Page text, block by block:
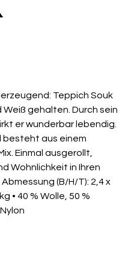
Teppich Souk
gehalten. Durch sein
er wunderbar lebendig.
besteht aus einem
Einmal ausgerollt,
Wohnlichkeit in Ihren
Abmessung (B/H/T): 2,4 x
• 40 % Wolle, 50 %